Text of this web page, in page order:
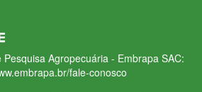
Agropecuária - Embrapa SAC:
fale-conosco